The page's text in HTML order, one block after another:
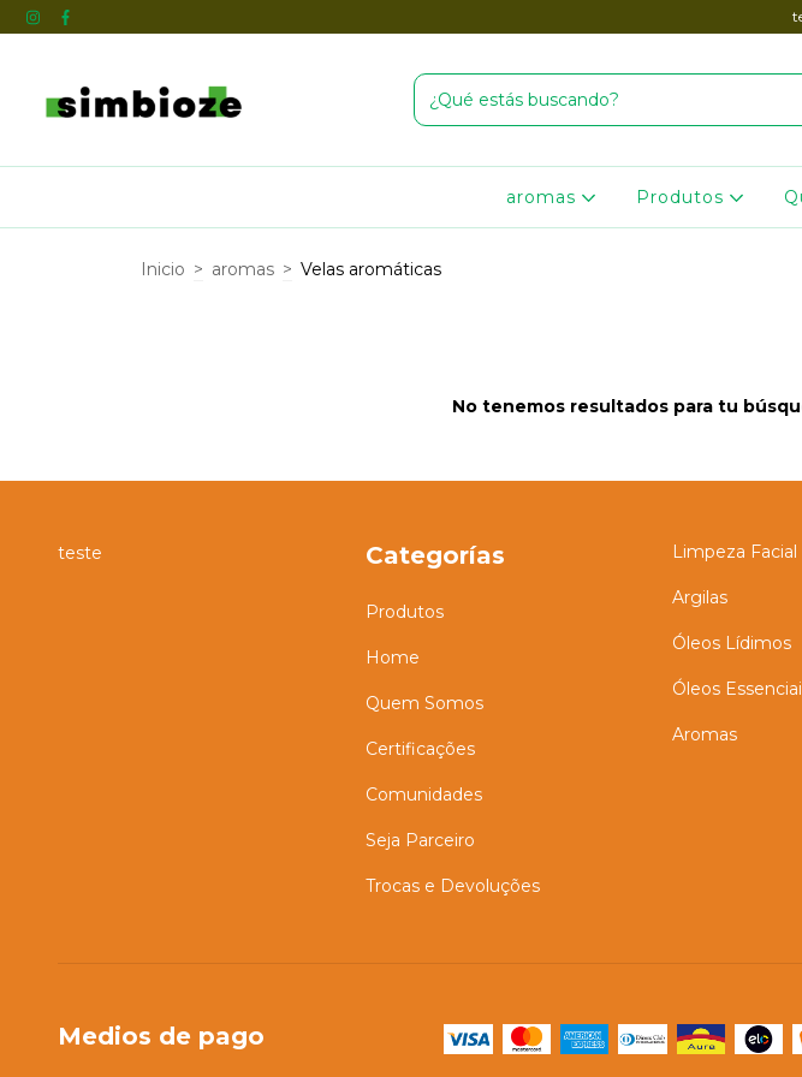
aromas Produtos
Inicio > aromas > Velas aromáticas
No tenemos resultados para tu
teste Categorías
Produtos
Home
Quem Somos
Certificações
Comunidades
Seja Parceiro
Trocas e Devoluções
Limpeza Facial
Argilas
Óleos Lídimos
Óleos
Aromas
Medios de pago